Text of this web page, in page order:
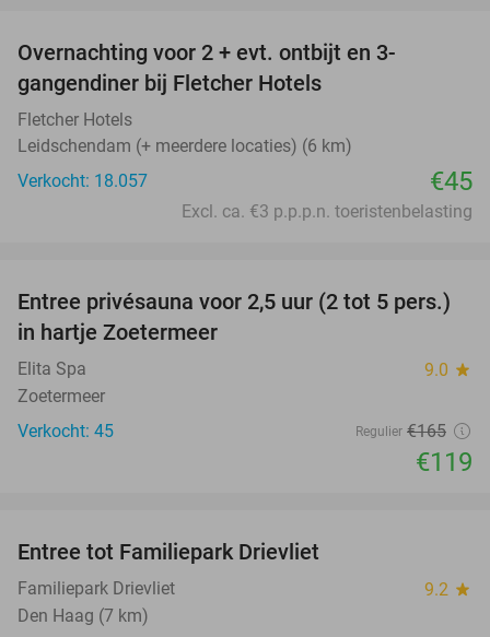
Overnachting voor 2 + evt. ontbijt en 3-
gangendiner bij Fletcher Hotels
Fletcher Hotels
Leidschendam (+ meerdere locaties) (6 km)
Verkocht: 18.057
€45
Excl. ca. €3 p.p.p.n. toeristenbelasting
28%
Entree privésauna voor 2,5 uur (2 tot 5 pers.)
in hartje Zoetermeer
Elita Spa 9.0 star
Zoetermeer
Verkocht: 45
Regulier €165
€119
Entree tot Familiepark Drievliet
Familiepark Drievliet 9.2 star
Den Haag (7 km)